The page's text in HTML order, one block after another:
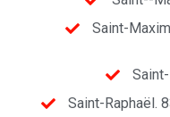
Saint-
Saint-Raphaël.